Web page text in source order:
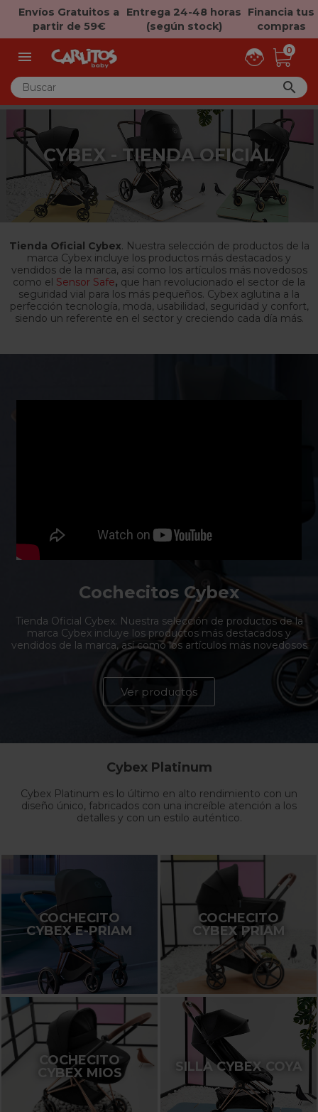
Envíos Gratuitos a
partir de 59€
Entrega 24-48 horas
(según stock)
Financia tus
compras
 0

CYBEX - TIENDA OFICIAL
Tienda Oficial Cybex. Nuestra selección de productos de la
marca Cybex incluye los productos más destacados y
vendidos de la marca, así como los artículos más novedosos
como el Sensor Safe, que han revolucionado el sector de la
seguridad vial para los más pequeños. Cybex aglutina a la
perfección tecnología, moda, usabilidad, seguridad y confort,
siendo un referente en el sector y creciendo cada día más.
Cochecitos Cybex
Tienda Oficial Cybex. Nuestra selección de productos de la
marca Cybex incluye los productos más destacados y
vendidos de la marca, así como los artículos más novedosos
Ver productos
Cybex Platinum
Cybex Platinum es lo último en alto rendimiento con un
diseño único, fabricados con una increíble atención a los
detalles y con un estilo auténtico.
COCHECITO
CYBEX E-PRIAM
COCHECITO
CYBEX PRIAM
COCHECITO
CYBEX MIOS
SILLA CYBEX COYA